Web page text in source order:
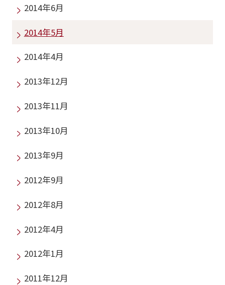
2014年6月
2014年5月
2014年4月
2013年12月
2013年11月
2013年10月
2013年9月
2012年9月
2012年8月
2012年4月
2012年1月
2011年12月